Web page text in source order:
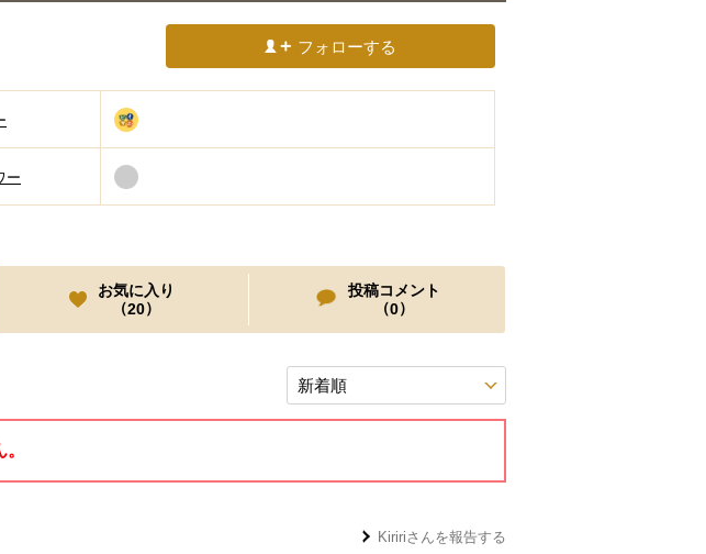
フォローする
ー
お気に入り
（20）
投稿コメント
（0）
Kiririさんを報告する